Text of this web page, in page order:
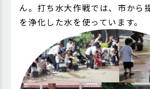
ん。打ち水大作戦では、市から
を浄化した水を使っています。